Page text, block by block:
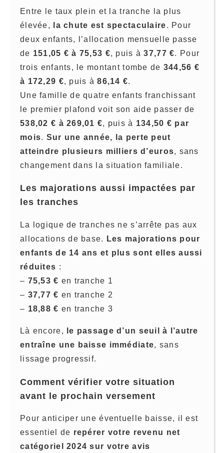
Entre le taux plein et la tranche la plus
élevée,
la chute est spectaculaire. Pour
deux enfants, l’allocation mensuelle passe
de 151,05 € à 75,53 €, puis à37,77 €. Pour
trois enfants, le montant tombe de 344,56 €
à 172,29 €, puis à86,14 €.
Une famille de quatre enfants franchissant
le premier plafond voit son aide passer de
538,02 € à 269,01 €, puis à 134,50 € par
mois. Sur une année, la perte peut
atteindre plusieurs milliers d’euros, sans
changement dans la situation familiale.
Les majorations aussi impactées par
les tranches
La logique de tranches ne s’arrête pas aux
allocations de base.
Les majorations pour
enfants de 14 ans et plus sont elles aussi
réduites :
– 75,53 € en tranche 1
– 37,77 € en tranche 2
– 18,88 € en tranche 3
Là encore,
le passage d’un seuil à l’autre
entraîne une baisse immédiate, sans
lissage progressif.
Comment vérifier votre situation
avant le prochain versement
Pour anticiper une éventuelle baisse, il est
essentiel de repérer votre revenu net
catégoriel 2024 sur votre avis